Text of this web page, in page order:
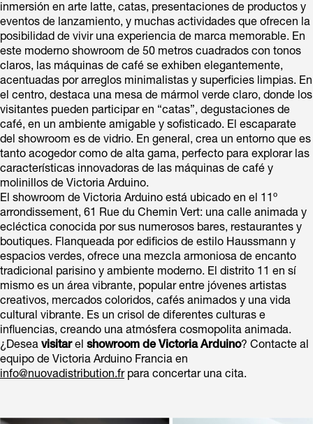
inmersión en arte latte, catas, presentaciones de productos y
eventos de lanzamiento, y muchas actividades que ofrecen la
posibilidad de vivir una experiencia de marca memorable. En
este moderno showroom de 50 metros cuadrados con tonos
claros, las máquinas de café se exhiben elegantemente,
acentuadas por arreglos minimalistas y superficies limpias. En
el centro, destaca una mesa de mármol verde claro, donde los
visitantes pueden participar en “catas”, degustaciones de
café, en un ambiente amigable y sofisticado. El escaparate
del showroom es de vidrio. En general, crea un entorno que es
tanto acogedor como de alta gama, perfecto para explorar las
características innovadoras de las máquinas de café y
molinillos de Victoria Arduino.
El showroom de Victoria Arduino está ubicado en el 11º
arrondissement, 61 Rue du Chemin Vert: una calle animada y
ecléctica conocida por sus numerosos bares, restaurantes y
boutiques. Flanqueada por edificios de estilo Haussmann y
espacios verdes, ofrece una mezcla armoniosa de encanto
tradicional parisino y ambiente moderno. El distrito 11 en sí
mismo es un área vibrante, popular entre jóvenes artistas
creativos, mercados coloridos, cafés animados y una vida
cultural vibrante. Es un crisol de diferentes culturas e
influencias, creando una atmósfera cosmopolita animada.
¿Desea visitarel showroom de Victoria Arduino? Contacte al
equipo de Victoria Arduino Francia en
info@nuovadistribution.frpara concertar una cita.